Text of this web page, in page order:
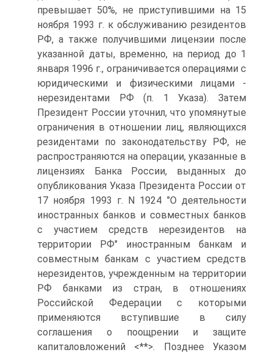
превышает 50%, не приступившими на 15
ноября 1993 г. к обслуживанию резидентов
РФ, а также получившими лицензии после
указанной даты, временно, на период до 1
января 1996 г., ограничивается операциями с
юридическими и физическими лицами -
нерезидентами РФ (п. 1 Указа). Затем
Президент России уточнил, что упомянутые
ограничения в отношении лиц, являющихся
резидентами по законодательству РФ, не
распространяются на операции, указанные в
лицензиях Банка России, выданных до
опубликования Указа Президента России от
17 ноября 1993 г. N 1924 "О деятельности
иностранных банков и совместных банков
с участием средств нерезидентов на
территории РФ" иностранным банкам и
совместным банкам с участием средств
нерезидентов, учрежденным на территории
РФ банками из стран, в отношениях
Российской Федерации с которыми
применяются вступившие в силу
соглашения о поощрении и защите
капиталовложений <**>. Позднее Указом